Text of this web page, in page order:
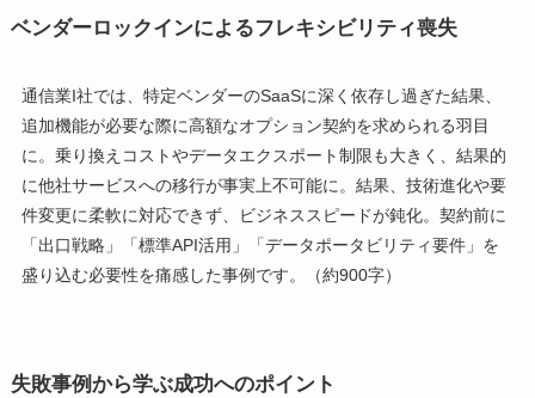
ベンダーロックインによるフレキシビリティ喪失
通信業I社では、特定ベンダーのSaaSに深く依存し過ぎた結果、
追加機能が必要な際に高額なオプション契約を求められる羽目
に。乗り換えコストやデータエクスポート制限も大きく、結果的
に他社サービスへの移行が事実上不可能に。結果、技術進化や要
件変更に柔軟に対応できず、ビジネススピードが鈍化。契約前に
「出口戦略」「標準API活用」「データポータビリティ要件」を
盛り込む必要性を痛感した事例です。（約900字）
失敗事例から学ぶ成功へのポイント